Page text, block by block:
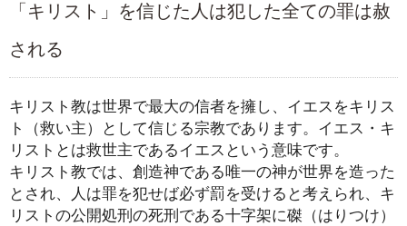
「キリスト」を信じた人は犯した全ての罪は赦
される
キリスト教は世界で最大の信者を擁し、イエスをキリス
ト（救い主）として信じる宗教であります。イエス・キ
リストとは救世主であるイエスという意味です。
キリスト教では、創造神である唯一の神が世界を造った
とされ、人は罪を犯せば必ず罰を受けると考えられ、キ
リストの公開処刑の死刑である十字架に磔（はりつけ）